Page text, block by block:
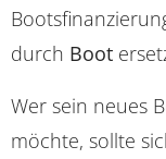
durch Boot
Wer sein neues
möchte, sollte